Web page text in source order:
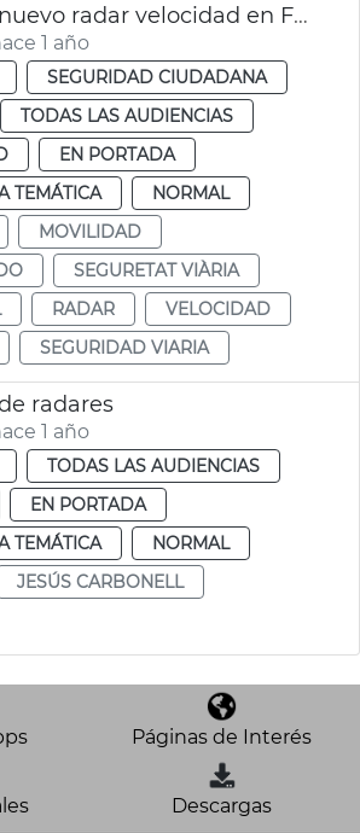
Instalación nuevo radar velocidad en Forn d'Alcedo
1 año
SEGURIDAD CIUDADANA
TODAS LAS AUDIENCIAS
EN PORTADA
TEMÁTICA
NORMAL
MOVILIDAD
SEGURETAT VIÀRIA
RADAR
VELOCIDAD
SEGURIDAD VIARIA
radares
1 año
TODAS LAS AUDIENCIAS
EN PORTADA
TEMÁTICA
NORMAL
JESÚS CARBONELL
Páginas de Interés
Descargas